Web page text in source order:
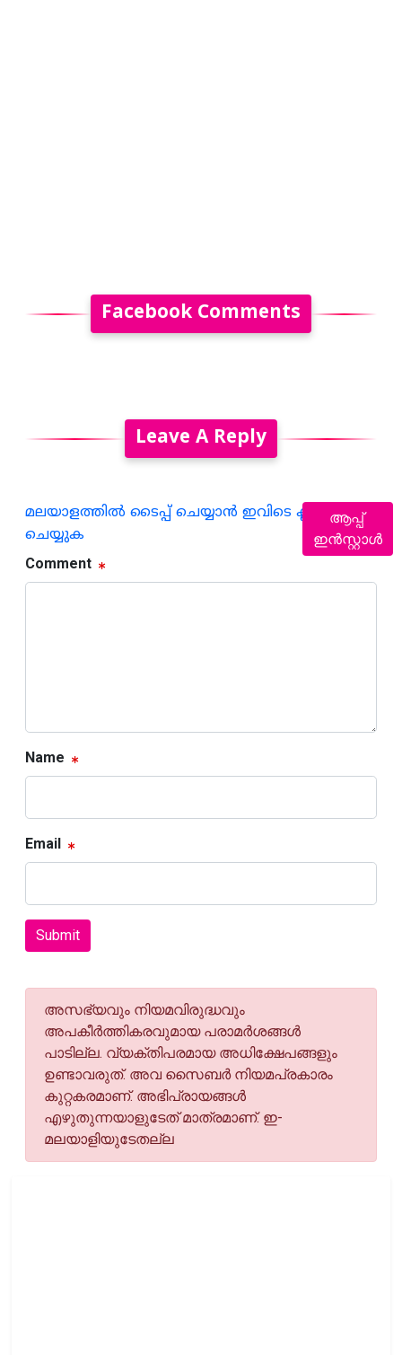
Facebook Comments
Leave A Reply
മലയാളത്തില്‍ ടൈപ്പ് ചെയ്യാന്‍ ഇവിടെ ക്ലിക്ക്
ചെയ്യുക
Comment
Name
Email
Submit
അസഭ്യവും നിയമവിരുദ്ധവും
അപകീര്‍ത്തികരവുമായ പരാമര്‍ശങ്ങള്‍
പാടില്ല. വ്യക്തിപരമായ അധിക്ഷേപങ്ങളും
ഉണ്ടാവരുത്. അവ സൈബര്‍ നിയമപ്രകാരം
കുറ്റകരമാണ്. അഭിപ്രായങ്ങള്‍
എഴുതുന്നയാളുടേത് മാത്രമാണ്. ഇ-
മലയാളിയുടേതല്ല
ആപ്പ്
ഇൻസ്റ്റാൾ